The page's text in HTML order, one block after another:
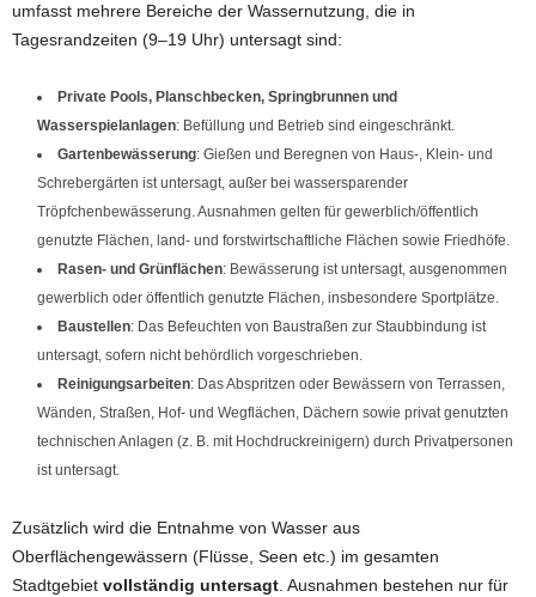
umfasst mehrere Bereiche der Wassernutzung, die in
Tagesrandzeiten (9–19 Uhr) untersagt sind:
Private Pools, Planschbecken, Springbrunnen und
Wasserspielanlagen: Befüllung und Betrieb sind eingeschränkt.
Gartenbewässerung: Gießen und Beregnen von Haus-, Klein- und
Schrebergärten ist untersagt, außer bei wassersparender
Tröpfchenbewässerung. Ausnahmen gelten für gewerblich/öffentlich
genutzte Flächen, land- und forstwirtschaftliche Flächen sowie Friedhöfe.
Rasen- und Grünflächen: Bewässerung ist untersagt, ausgenommen
gewerblich oder öffentlich genutzte Flächen, insbesondere Sportplätze.
Baustellen: Das Befeuchten von Baustraßen zur Staubbindung ist
untersagt, sofern nicht behördlich vorgeschrieben.
Reinigungsarbeiten: Das Abspritzen oder Bewässern von Terrassen,
Wänden, Straßen, Hof- und Wegflächen, Dächern sowie privat genutzten
technischen Anlagen (z. B. mit Hochdruckreinigern) durch Privatpersonen
ist untersagt.
Zusätzlich wird die Entnahme von Wasser aus
Oberflächengewässern (Flüsse, Seen etc.) im gesamten
Stadtgebiet vollständig untersagt. Ausnahmen bestehen nur für